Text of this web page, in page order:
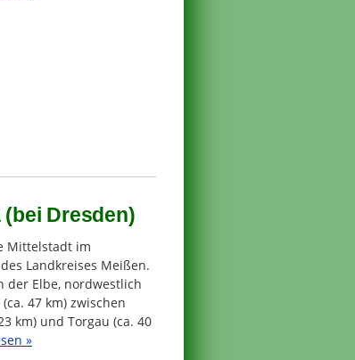
Dresden)
Mittelstadt im
Landkreises Meißen.
der Elbe, nordwestlich
47 km) zwischen
km) und Torgau (ca. 40
»